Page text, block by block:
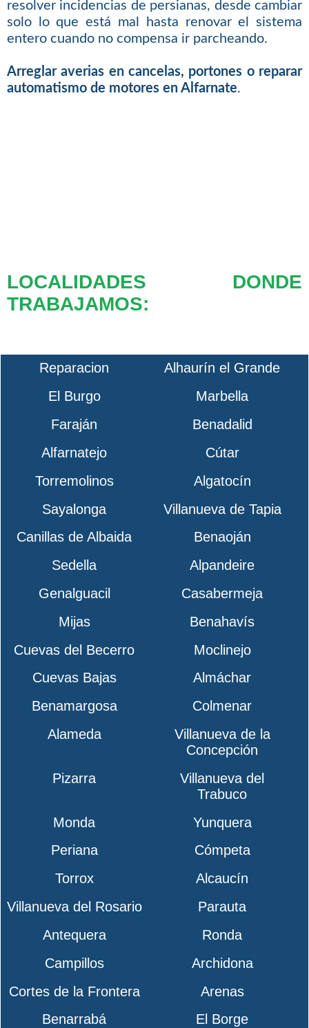
resolver incidencias de persianas, desde cambiar
solo lo que está mal hasta renovar el sistema
entero cuando no compensa ir parcheando.
Arreglar averias en cancelas, portones o reparar
automatismo de motores en Alfarnate.
LOCALIDADES DONDE
TRABAJAMOS:
Reparacion
Alhaurín el Grande
El Burgo
Marbella
Faraján
Benadalid
Alfarnatejo
Cútar
Torremolinos
Algatocín
Sayalonga
Villanueva de Tapia
Canillas de Albaida
Benaoján
Sedella
Alpandeire
Genalguacil
Casabermeja
Mijas
Benahavís
Cuevas del Becerro
Moclinejo
Cuevas Bajas
Almáchar
Benamargosa
Colmenar
Alameda
Villanueva de la
Concepción
Pizarra
Villanueva del
Trabuco
Monda
Yunquera
Periana
Cómpeta
Torrox
Alcaucín
Villanueva del Rosario
Parauta
Antequera
Ronda
Campillos
Archidona
Cortes de la Frontera
Arenas
Benarrabá
El Borge